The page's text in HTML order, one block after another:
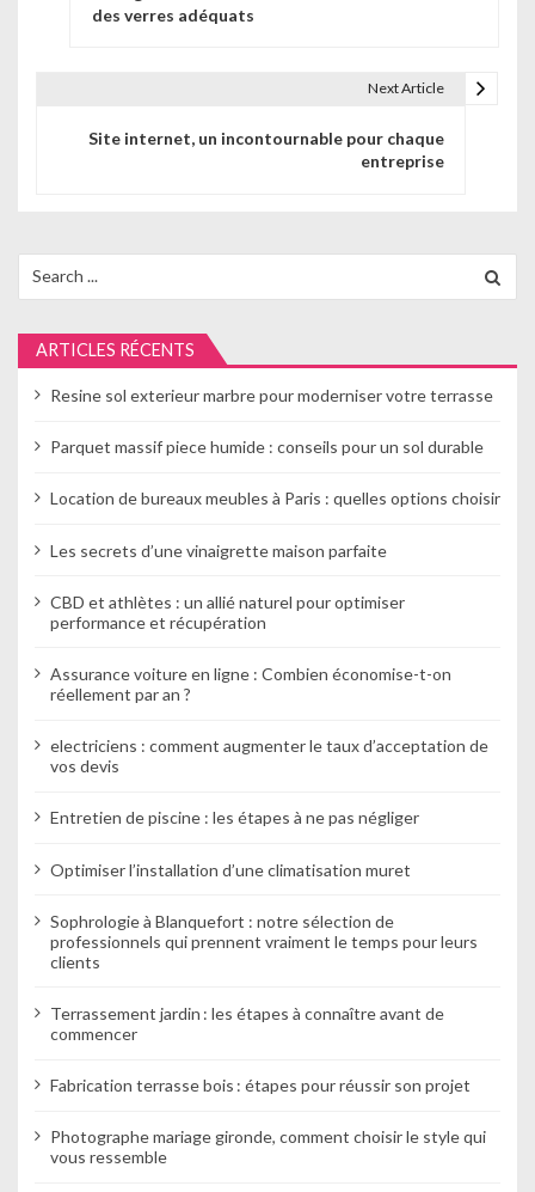
i
o
n
d
e
a
r
c
e
des verres adéquats
Next Article
Site internet, un incontournable pour chaque
entreprise
for:
ARTICLES RÉCENTS
Resine sol exterieur marbre pour moderniser votre terrasse
Parquet massif piece humide : conseils pour un sol durable
Location de bureaux meubles à Paris : quelles options choisir
Les secrets d’une vinaigrette maison parfaite
CBD et athlètes : un allié naturel pour optimiser
performance et récupération
Assurance voiture en ligne : Combien économise-t-on
réellement par an ?
electriciens : comment augmenter le taux d’acceptation de
vos devis
Entretien de piscine : les étapes à ne pas négliger
Optimiser l’installation d’une climatisation muret
Sophrologie à Blanquefort : notre sélection de
professionnels qui prennent vraiment le temps pour leurs
clients
Terrassement jardin : les étapes à connaître avant de
commencer
Fabrication terrasse bois : étapes pour réussir son projet
Photographe mariage gironde, comment choisir le style qui
vous ressemble